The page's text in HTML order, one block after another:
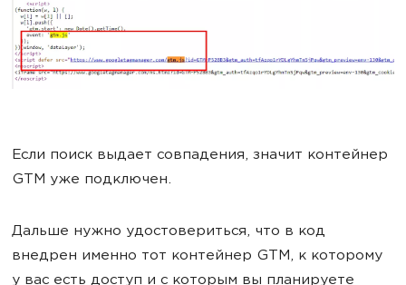
Если поиск выдает совпадения, значит контейнер
GTM уже подключен.
Дальше нужно удостовериться, что в код
внедрен именно тот контейнер GTM, к которому
у вас есть доступ и с которым вы планируете